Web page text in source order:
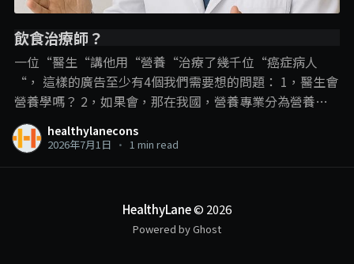
飲食治療師？
一位“醫生“講他用“營養“治療了幾千位“癌症病人
“， 這樣的廣告至少有4個我們需要想的問題： 1，醫生會
營養學嗎？ 2，如果會，那在我國，營養專業分為營養師
和飲食治療師，那他是用哪一個專業內容？ 3，即使是飲
食治療師可以進行疾病的“飲食治療“，但在這裡，飲食
疾病給治了，尤其是癌症這種複雜的疾病。 4，以醫生的
頭銜，確實可以“治療“癌症，那敢問他是開藥呢？動手
術呢？還是化療電療呢？ 一個線上課程可以做到這些？ . . .
healthylanecons
2026年7月1日 • 1 min read
HealthyLane© 2026
Powered by Ghost